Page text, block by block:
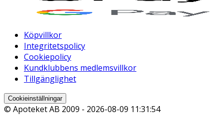
Köpvillkor
Integritetspolicy
Cookiepolicy
Kundklubbens medlemsvillkor
Tillgänglighet
Cookieinställningar
© Apoteket AB 2009 - 2026-08-09 11:31:54